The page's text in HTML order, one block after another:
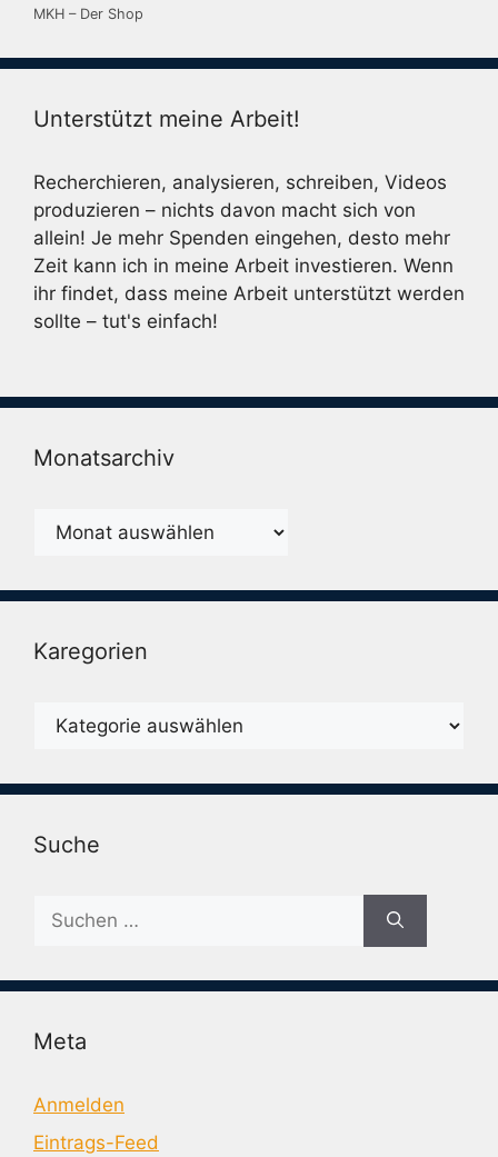
MKH – Der Shop
Unterstützt meine Arbeit!
Recherchieren, analysieren, schreiben, Videos
produzieren – nichts davon macht sich von
allein! Je mehr Spenden eingehen, desto mehr
Zeit kann ich in meine Arbeit investieren. Wenn
ihr findet, dass meine Arbeit unterstützt werden
sollte – tut's einfach!
Monatsarchiv
Monatsarchiv
Karegorien
Karegorien
Suche
Suche
nach:
Meta
Anmelden
Eintrags-Feed